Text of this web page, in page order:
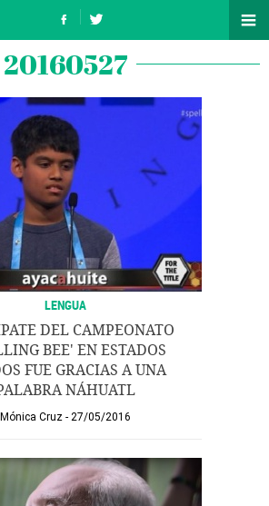
20160527
LENGUA
DEL CAMPEONATO
BEE' EN ESTADOS
FUE GRACIAS A UNA
NÁHUATL
Mónica Cruz 27/05/2016